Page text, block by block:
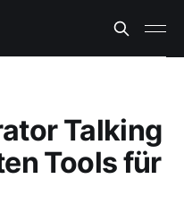
Talking
Tools für